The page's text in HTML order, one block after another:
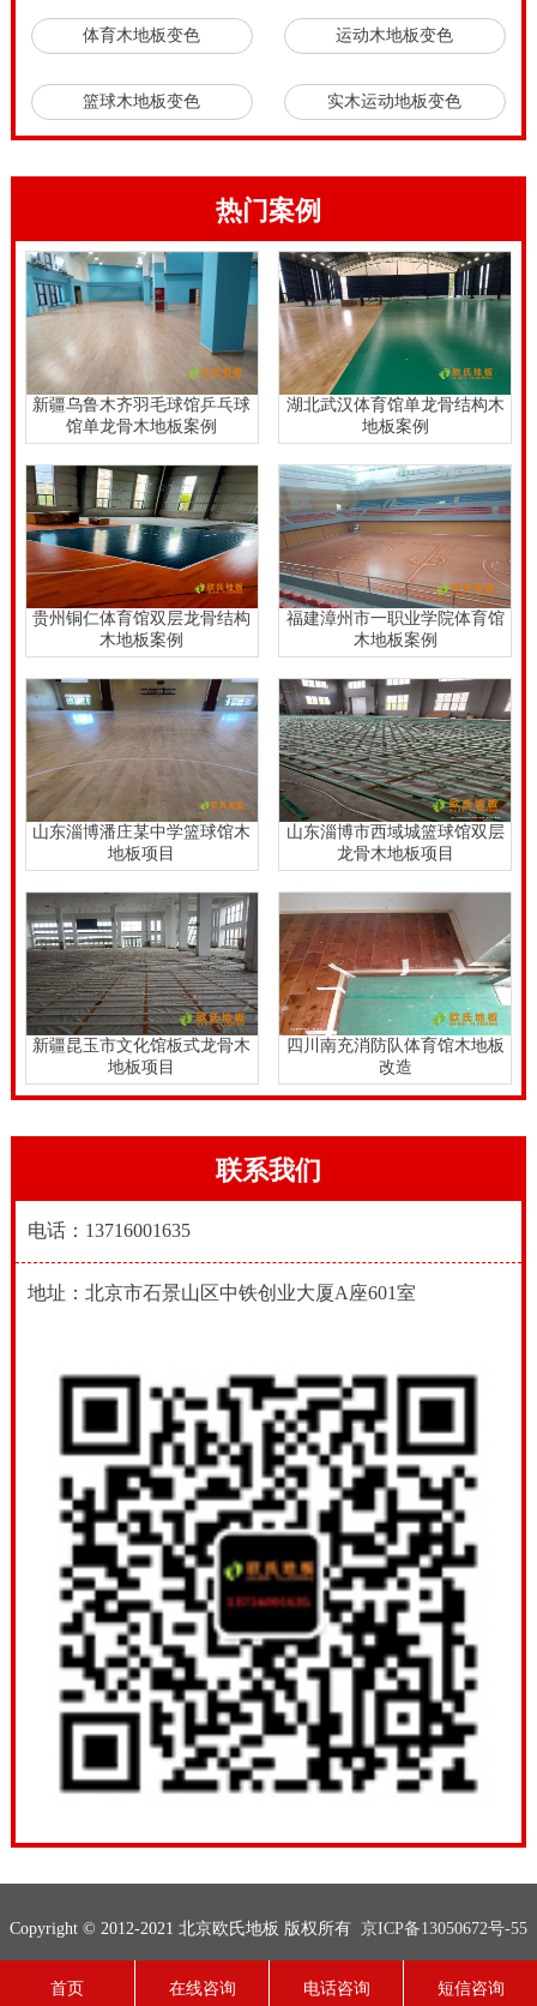
体育木地板变色 运动木地板变色
篮球木地板变色 实木运动地板变色
热门案例
新疆乌鲁木齐羽毛球馆乒乓球
馆单龙骨木地板案例
湖北武汉体育馆单龙骨结构木
地板案例
贵州铜仁体育馆双层龙骨结构
木地板案例
福建漳州市一职业学院体育馆
木地板案例
山东淄博潘庄某中学篮球馆木
地板项目
山东淄博市西域城篮球馆双层
龙骨木地板项目
新疆昆玉市文化馆板式龙骨木
地板项目
四川南充消防队体育馆木地板
改造
联系我们
电话：13716001635
地址：北京市石景山区中铁创业大厦A座601室
Copyright © 2012-2021 北京欧氏地板 版权所有 京ICP备13050672号-55
首页
在线咨询 电话咨询 短信咨询